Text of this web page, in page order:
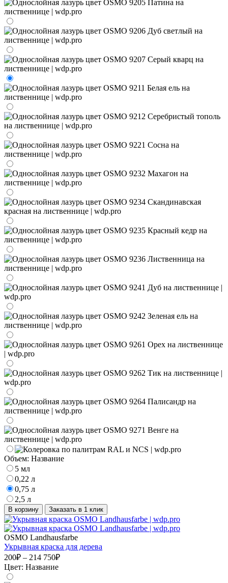
Объем: Название
5 мл
0,22 л
0,75 л
2,5 л
В корзину Заказать в 1 клик
OSMO Landhausfarbe
Укрывная краска для дерева
200₽ – 214 750₽
Цвет: Название